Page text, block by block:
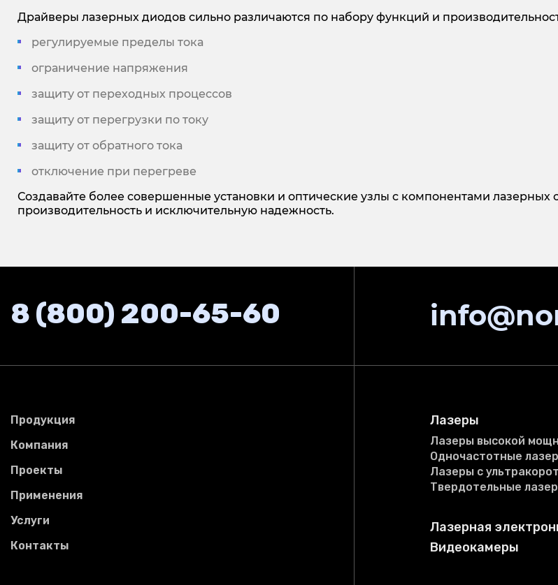
Драйверы лазерных диодов сильно различаются по набору функций и
регулируемые пределы тока
ограничение напряжения
защиту от переходных процессов
защиту от перегрузки по току
защиту от обратного тока
отключение при перегреве
Создавайте более совершенные установки и оптические узлы c компонентами
производительность и исключительную надежность.
8 (800) 200-65-60
Продукция
Компания
Проекты
Применения
Услуги
Контакты
Лазеры
Лазеры высокой
Одночастотные
Лазеры с
Твердотельные
Лазерная
Видеокамеры